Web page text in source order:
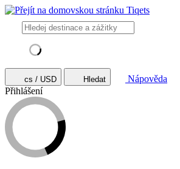
cs / USD Hledat
Nápověda
Přihlášení